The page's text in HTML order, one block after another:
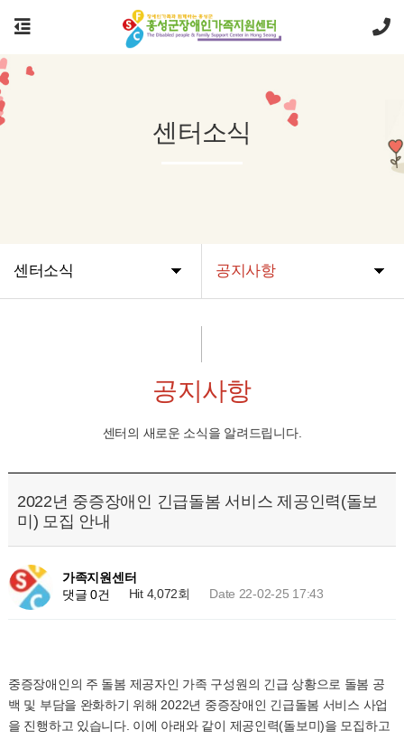
센터소식 공지사항
센터소식
공지사항
센터의 새로운 소식을 알려드립니다.
2022년 중증장애인 긴급돌봄 서비스 제공인력(돌보
미) 모집 안내
가족지원센터
댓글 0건
Hit 4,072회 Date 22-02-25 17:43
중증장애인의 주 돌봄 제공자인 가족 구성원의 긴급 상황으로 돌봄 공
백 및 부담을 완화하기 위해 2022년 중증장애인 긴급돌봄 서비스 사업
을 진행하고 있습니다. 이에 아래와 같이 제공인력(돌보미)을 모집하고